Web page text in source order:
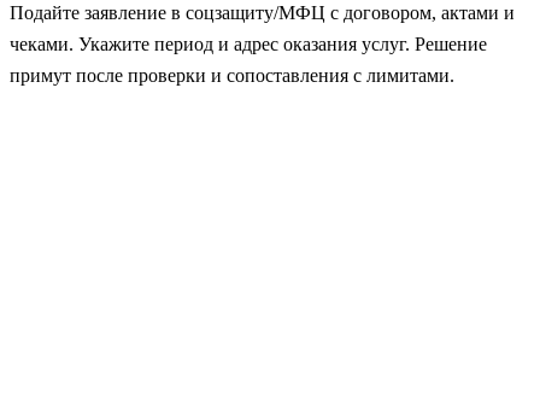
Подайте заявление в соцзащиту/МФЦ с договором, актами и
чеками. Укажите период и адрес оказания услуг. Решение
примут после проверки и сопоставления с лимитами.